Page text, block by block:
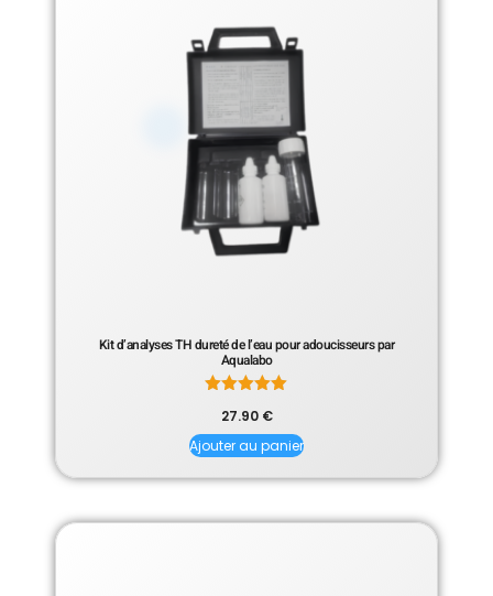
Kit d’analyses TH dureté de l’eau pour adoucisseurs par
Aqualabo
5.00
sur 5
27.90 €
Ajouter au panier